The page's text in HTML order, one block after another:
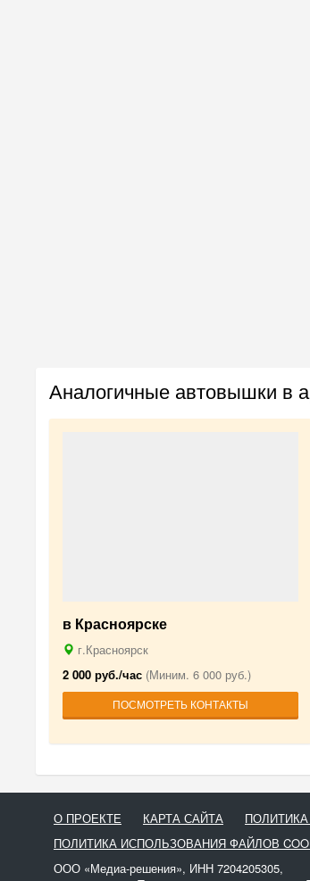
Аналогичные автовышки в
в Красноярске
г.Красноярск
2 000 руб./час (Миним. 6 000 руб.)
ПОСМОТРЕТЬ КОНТАКТЫ
О ПРОЕКТЕ КАРТА САЙТА
ПОЛИТИКА ИСПОЛЬЗОВАНИЯ ФАЙЛОВ
ООО «Медиа-решения», ИНН 7204205305,